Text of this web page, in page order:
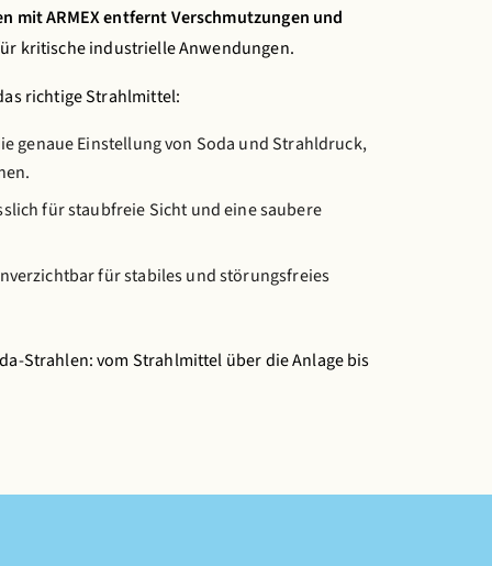
mit ARMEX entfernt Verschmutzungen und
kritische industrielle Anwendungen.
richtige Strahlmittel:
genaue Einstellung von Soda und Strahldruck,
für staubfreie Sicht und eine saubere
für stabiles und störungsfreies
Strahlen: vom Strahlmittel über die Anlage bis